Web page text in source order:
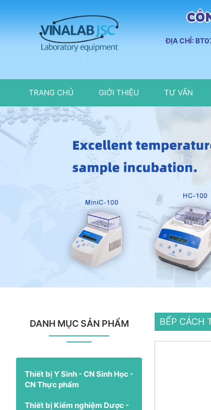
ĐỊA CHỈ:
TRANG CHỦ GIỚI THIỆU TƯ VẤN
DANH MỤC SẢN PHẨM
Thiết bị Y Sinh - CN Sinh Học -
CN Thực phẩm
Thiết bị Kiểm nghiệm Dược -
BẾP CÁCH